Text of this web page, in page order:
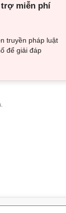
trợ miễn phí
truyền pháp luật
để giải đáp